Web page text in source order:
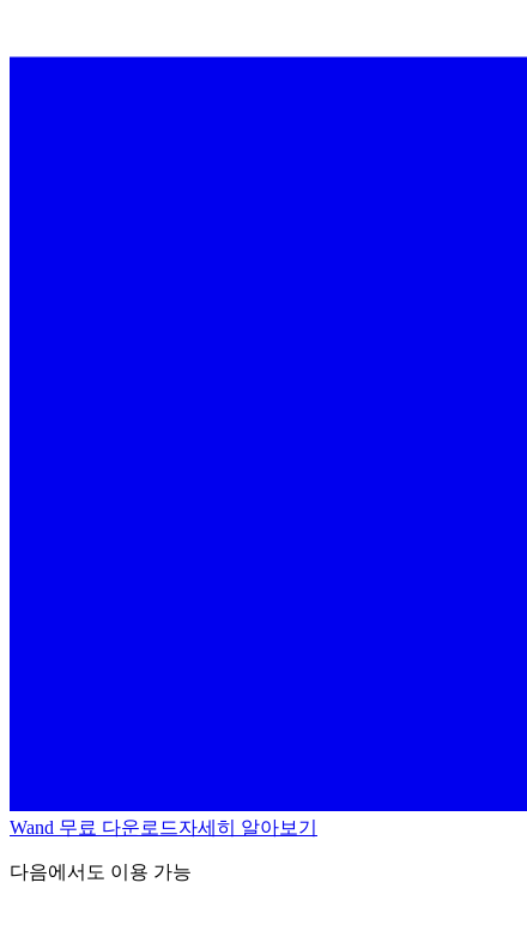
Wand 무료 다운로드자세히 알아보기
다음에서도 이용 가능